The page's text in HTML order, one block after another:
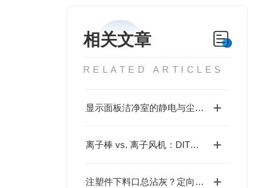
相关文章
RELATED ARTICLES
显示面板洁净室的静电与尘埃，为何传统过滤越““干净““越被动？
离子棒 vs. 离子风机：DIT静电消除设备怎么选？
注塑件下料口总沾灰？定向离子气流或许是更优解